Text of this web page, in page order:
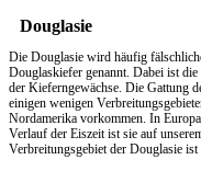
Douglasie
Die Douglasie wird häufig
Douglaskiefer genannt. Dabei ist
der Kieferngewächse. Die Gattung
einigen wenigen
Nordamerika vorkommen. In
Verlauf der Eiszeit ist sie auf
Verbreitungsgebiet der Douglasie